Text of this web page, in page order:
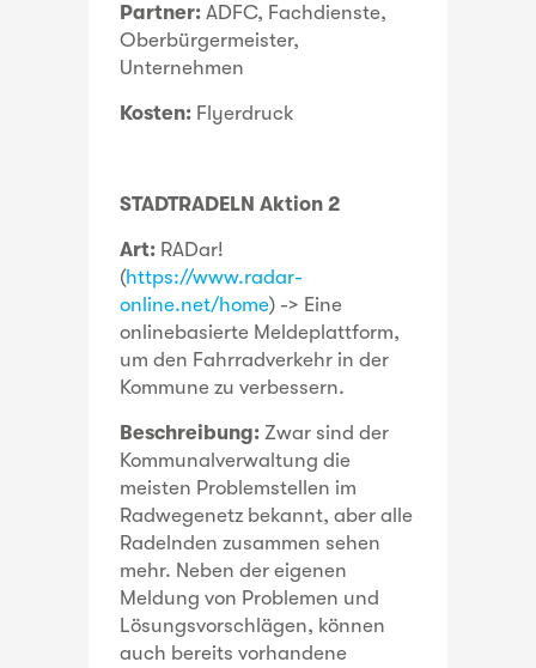
Partner: ADFC, Fachdienste,
Oberbürgermeister,
Unternehmen
Kosten: Flyerdruck
STADTRADELN Aktion 2
Art: RADar!
(https://www.radar-
online.net/home) -> Eine
onlinebasierte Meldeplattform,
um den Fahrradverkehr in der
Kommune zu verbessern.
Beschreibung: Zwar sind der
Kommunalverwaltung die
meisten Problemstellen im
Radwegenetz bekannt, aber alle
Radelnden zusammen sehen
mehr. Neben der eigenen
Meldung von Problemen und
Lösungsvorschlägen, können
auch bereits vorhandene